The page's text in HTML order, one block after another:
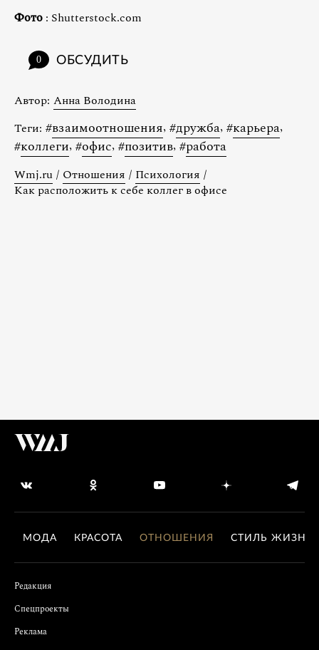
Фото : Shutterstock.com
0 ОБСУДИТЬ
Автор: Анна Володина
Теги: #взаимоотношения, #дружба, #карьера,
#коллеги, #офис, #позитив, #работа
Wmj.ru / Отношения / Психология /
Как расположить к себе коллег в офисе
МОДА КРАСОТА ОТНОШЕНИЯ СТИЛЬ ЖИЗНИ
Редакция
Спецпроекты
Реклама